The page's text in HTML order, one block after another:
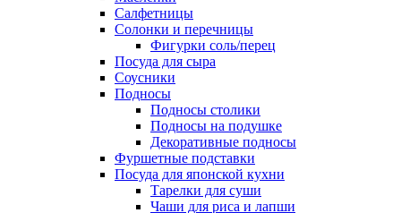
Салфетницы
Солонки и перечницы
Фигурки соль/перец
Посуда для сыра
Соусники
Подносы
Подносы столики
Подносы на подушке
Декоративные подносы
Фуршетные подставки
Посуда для японской кухни
Тарелки для суши
Чаши для риса и лапши